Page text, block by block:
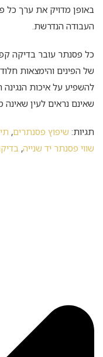
באופן מדויק את ערך כל
העבודה הנדרשת.
כל פסנתר עובר בדיקה
של הפינים והימצאות
להשפיע על איכות הנגינה
שאינם נראים לעין שאינה
תגיות: שיפוץ פסנתרים,
שווי פסנתר יד שנייה,